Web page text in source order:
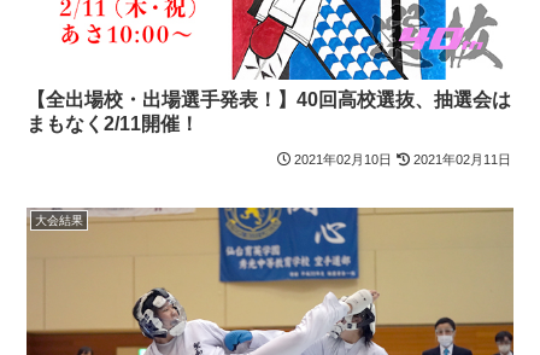
【全出場校・出場選手発表！】40回高校選抜、抽選会は
まもなく2/11開催！
2021年02月10日 2021年02月11日
大会結果